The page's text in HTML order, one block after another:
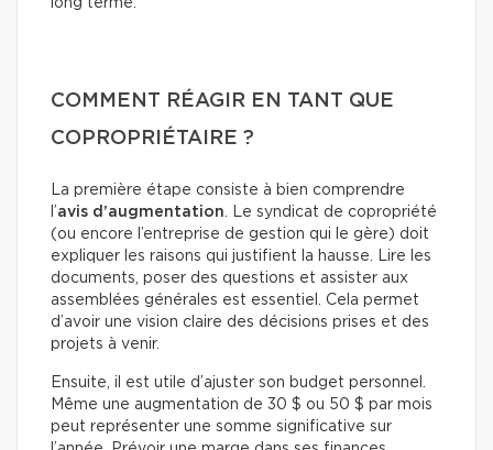
long terme.
COMMENT RÉAGIR EN TANT QUE
COPROPRIÉTAIRE ?
La première étape consiste à bien comprendre
l’avis d’augmentation. Le syndicat de copropriété
(ou encore l’entreprise de gestion qui le gère) doit
expliquer les raisons qui justifient la hausse. Lire les
documents, poser des questions et assister aux
assemblées générales est essentiel. Cela permet
d’avoir une vision claire des décisions prises et des
projets à venir.
Ensuite, il est utile d’ajuster son budget personnel.
Même une augmentation de 30 $ ou 50 $ par mois
peut représenter une somme significative sur